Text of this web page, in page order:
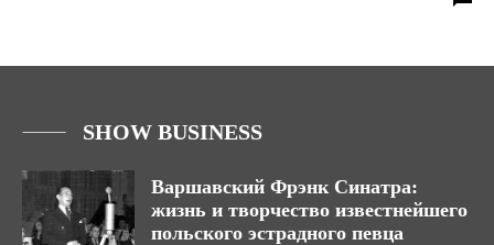
SHOW BUSINESS
Варшавский Фрэнк Синатра:
жизнь и творчество известнейшего
польского эстрадного певца